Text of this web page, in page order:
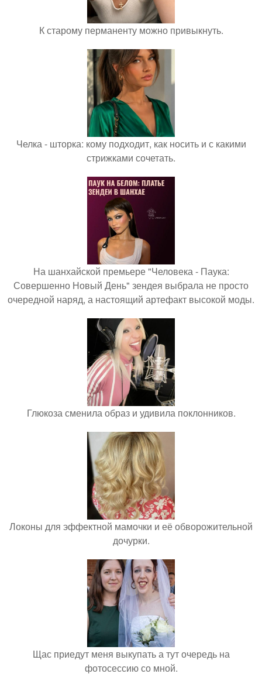
К старому перманенту можно привыкнуть.
Челка - шторка: кому подходит, как носить и с какими
стрижками сочетать.
На шанхайской премьере "Человека - Паука:
Совершенно Новый День" зендея выбрала не просто
очередной наряд, а настоящий артефакт высокой моды.
Глюкоза сменила образ и удивила поклонников.
Локоны для эффектной мамочки и её обворожительной
дочурки.
Щас приедут меня выкупать а тут очередь на
фотосессию со мной.